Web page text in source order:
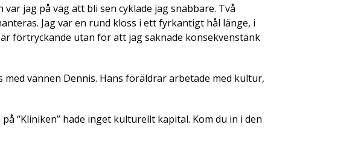
jag på väg att bli sen cyklade jag snabbare. Två
Jag var en rund kloss i ett fyrkantigt hål länge, i
förtryckande utan för att jag saknade konsekvenstänk
vännen Dennis. Hans föräldrar arbetade med kultur,
“Kliniken” hade inget kulturellt kapital. Kom du in i den